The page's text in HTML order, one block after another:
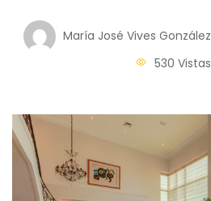
María José Vives González
530 Vistas